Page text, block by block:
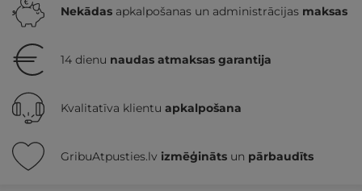
Nekādas apkalpošanas un administrācijas maksas
14 dienu naudas atmaksas garantija
Kvalitatīva klientu apkalpošana
GribuAtpusties.lv izmēģināts un pārbaudīts